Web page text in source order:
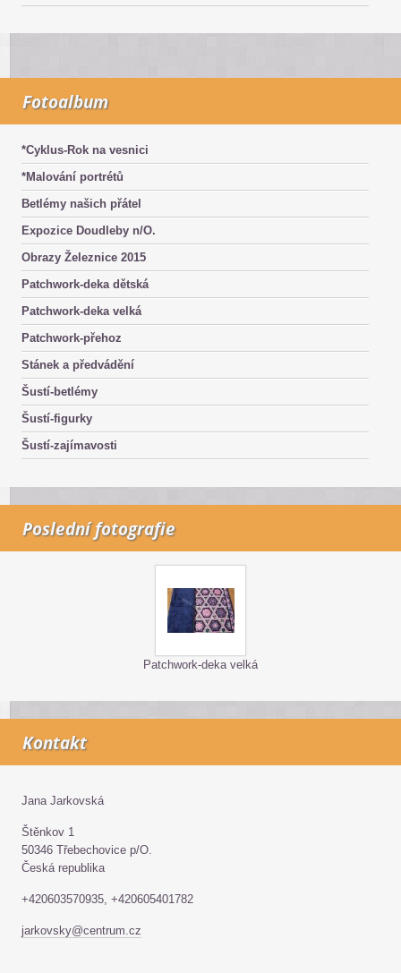
Fotoalbum
*Cyklus-Rok na vesnici
*Malování portrétů
Betlémy našich přátel
Expozice Doudleby n/O.
Obrazy Železnice 2015
Patchwork-deka dětská
Patchwork-deka velká
Patchwork-přehoz
Stánek a předvádění
Šustí-betlémy
Šustí-figurky
Šustí-zajímavosti
Poslední fotografie
Patchwork-deka velká
Kontakt
Jana Jarkovská
Štěnkov 1
50346 Třebechovice p/O.
Česká republika
+420603570935, +420605401782
jarkovsky@centrum.cz